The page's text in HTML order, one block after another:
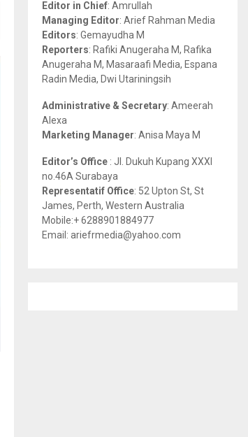
r
:
R
H
Editor in Chief: Amrullah
Managing Editor: Arief Rahman Media
Editors: Gemayudha M
Reporters: Rafiki Anugeraha M, Rafika
Anugeraha M, Masaraafi Media, Espana
Radin Media, Dwi Utariningsih
Administrative & Secretary: Ameerah
Alexa
Marketing Manager: Anisa Maya M
Editor’s Office : Jl. Dukuh Kupang XXXI
no.46A Surabaya
Representatif Office: 52 Upton St, St
James, Perth, Western Australia
Mobile:+ 6288901884977
Email: ariefrmedia@yahoo.com